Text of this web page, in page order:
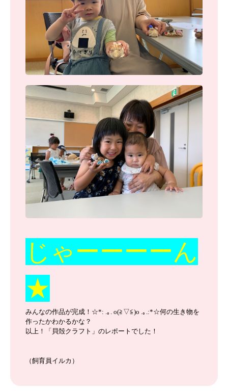
じゃーーーーん
★
みんなの作品が完成！☆*: .｡. o(≧▽≦)o .｡.:*☆何の生き物を
作ったかわかるかな？
以上！「貝殻クラフト」のレポートでした！
（飼育員イルカ）